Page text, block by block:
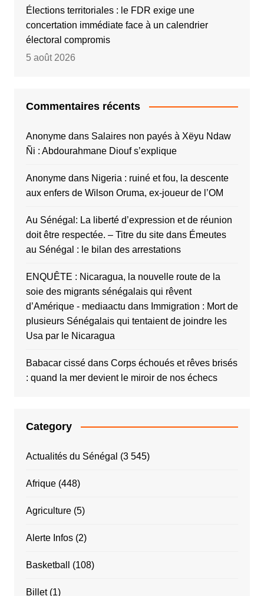
Élections territoriales : le FDR exige une
concertation immédiate face à un calendrier
électoral compromis
5 août 2026
Commentaires récents
Anonymedans Salaires non payés à Xëyu Ndaw
Ñi : Abdourahmane Diouf s’explique
Anonymedans Nigeria : ruiné et fou, la descente
aux enfers de Wilson Oruma, ex-joueur de l’OM
Au Sénégal: La liberté d’expression et de réunion
doit être respectée. – Titre du sitedans Émeutes
au Sénégal : le bilan des arrestations
ENQUÊTE : Nicaragua, la nouvelle route de la
soie des migrants sénégalais qui rêvent
d’Amérique - mediaactu dans Immigration : Mort de
plusieurs Sénégalais qui tentaient de joindre les
Usa par le Nicaragua
Babacar cissédans Corps échoués et rêves brisés
: quand la mer devient le miroir de nos échecs
Category
Actualités du Sénégal (3 545)
Afrique(448)
Agriculture(5)
Alerte Infos(2)
Basketball (108)
Billet(1)